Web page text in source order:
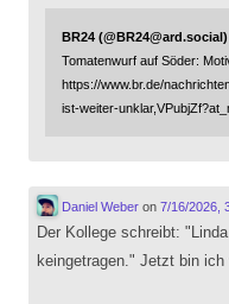
BR24 (@BR24@ard.social)
Tomatenwurf auf Söder:
https://www.br.de/
ist-weiter-
Daniel Weberon 7/16/2026,
Der Kollege schreibt:
keingetragen." Jetzt bin ich